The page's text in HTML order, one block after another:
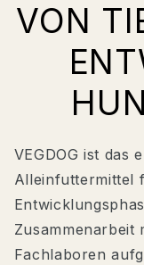
VON
VEGDOG ist das
Alleinfuttermittel
Zusammenarbeit
Fachlaboren